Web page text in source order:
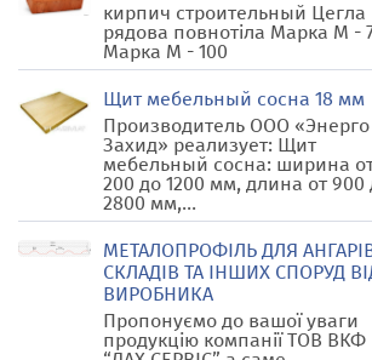
кирпич строительный Цегла
рядова повнотіла Марка М -
Марка М - 100
Щит мебельный сосна 18 мм
Производитель ООО «Энерго
Захид» реализует: Щит
мебельный сосна: ширина
200 до 1200 мм, длина от 900
2800 мм,...
МЕТАЛОПРОФІЛЬ ДЛЯ
СКЛАДІВ ТА ІНШИХ СПОРУД
ВИРОБНИКА
Пропонуємо до вашої уваги
продукцію компанії ТОВ ВКФ